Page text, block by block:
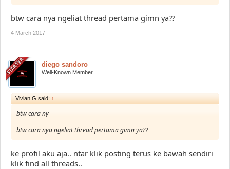
btw cara nya ngeliat thread pertama gimn ya??
4 March 2017
diego sandoro
Well-Known Member
Vivian G said: ↑
btw cara ny
btw cara nya ngeliat thread pertama gimn ya??
ke profil aku aja.. ntar klik posting terus ke bawah sendiri
klik find all threads..